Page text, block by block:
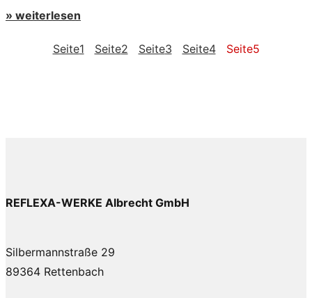
» weiterlesen
Seite1 Seite2 Seite3 Seite4 Seite5
REFLEXA-WERKE Albrecht GmbH
Silbermannstraße 29
89364 Rettenbach